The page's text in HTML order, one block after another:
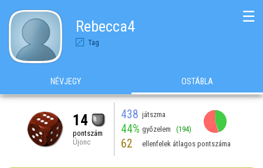
Rebecca4
Tag
☰
NÉVJEGY OSTÁBLA
14
pontszám
Újonc
438 játszma
44% győzelem (194)
62 ellenfelek átlagos pontszáma